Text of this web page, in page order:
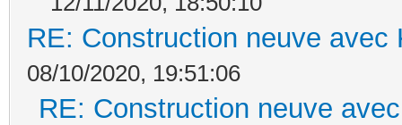
RE: Construction neuve avec
08/10/2020, 19:51:06
RE: Construction neuve